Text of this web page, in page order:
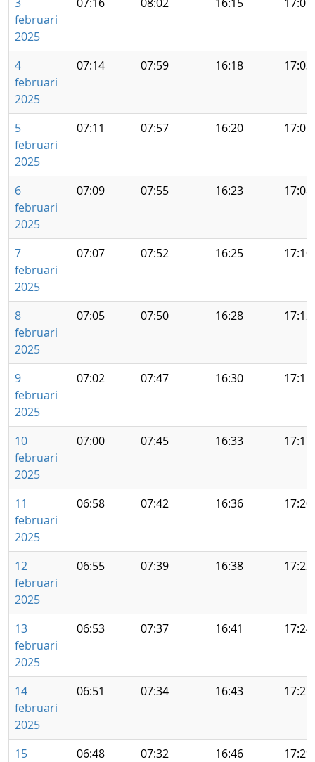
februari
2025
4
februari
2025
07:14 07:59 16:18 17:03
5
februari
2025
07:11 07:57 16:20 17:05
6
februari
2025
07:09 07:55 16:23 17:08
7
februari
2025
07:07 07:52 16:25 17:10
8
februari
2025
07:05 07:50 16:28 17:12
9
februari
2025
07:02 07:47 16:30 17:15
10
februari
2025
07:00 07:45 16:33 17:17
11
februari
2025
06:58 07:42 16:36 17:20
12
februari
2025
06:55 07:39 16:38 17:22
13
februari
2025
06:53 07:37 16:41 17:24
14
februari
2025
06:51 07:34 16:43 17:27
15
06:48 07:32 16:46 17:29